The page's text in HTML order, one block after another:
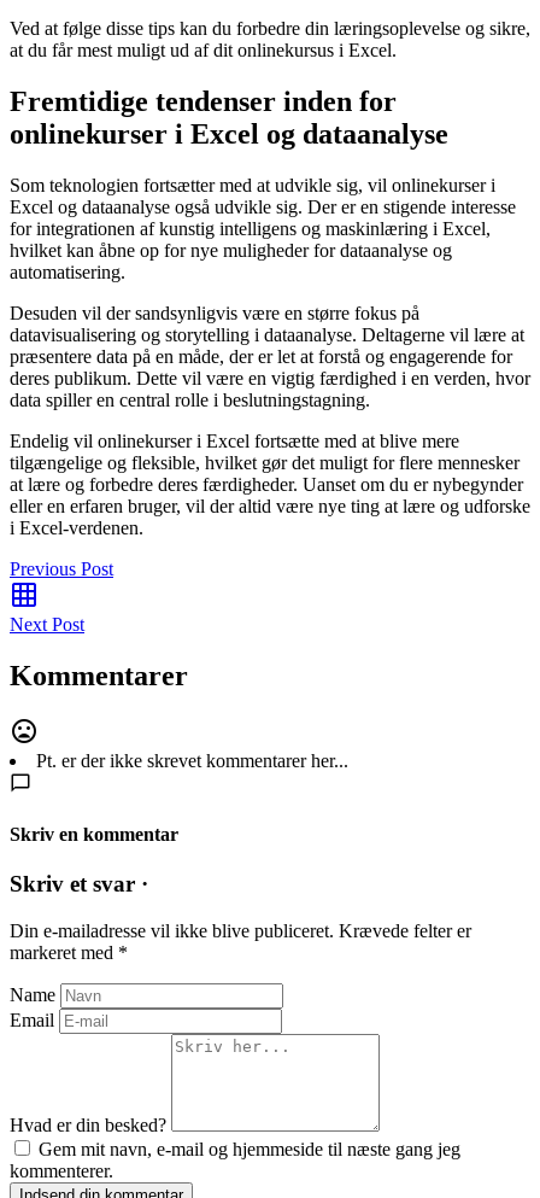
Ved at følge disse tips kan du forbedre din læringsoplevelse og sikre,
at du får mest muligt ud af dit onlinekursus i Excel.
Fremtidige tendenser inden for
onlinekurser i Excel og dataanalyse
Som teknologien fortsætter med at udvikle sig, vil onlinekurser i
Excel og dataanalyse også udvikle sig. Der er en stigende interesse
for integrationen af kunstig intelligens og maskinlæring i Excel,
hvilket kan åbne op for nye muligheder for dataanalyse og
automatisering.
Desuden vil der sandsynligvis være en større fokus på
datavisualisering og storytelling i dataanalyse. Deltagerne vil lære at
præsentere data på en måde, der er let at forstå og engagerende for
deres publikum. Dette vil være en vigtig færdighed i en verden, hvor
data spiller en central rolle i beslutningstagning.
Endelig vil onlinekurser i Excel fortsætte med at blive mere
tilgængelige og fleksible, hvilket gør det muligt for flere mennesker
at lære og forbedre deres færdigheder. Uanset om du er nybegynder
eller en erfaren bruger, vil der altid være nye ting at lære og udforske
i Excel-verdenen.
Previous Post
Next Post
Kommentarer
Pt. er der ikke skrevet kommentarer her...
Skriv en kommentar
Skriv et svar ·
Din e-mailadresse vil ikke blive publiceret. Krævede felter er
markeret med *
Name
Email
Hvad er din besked?
Gem mit navn, e-mail og hjemmeside til næste gang jeg
kommenterer.